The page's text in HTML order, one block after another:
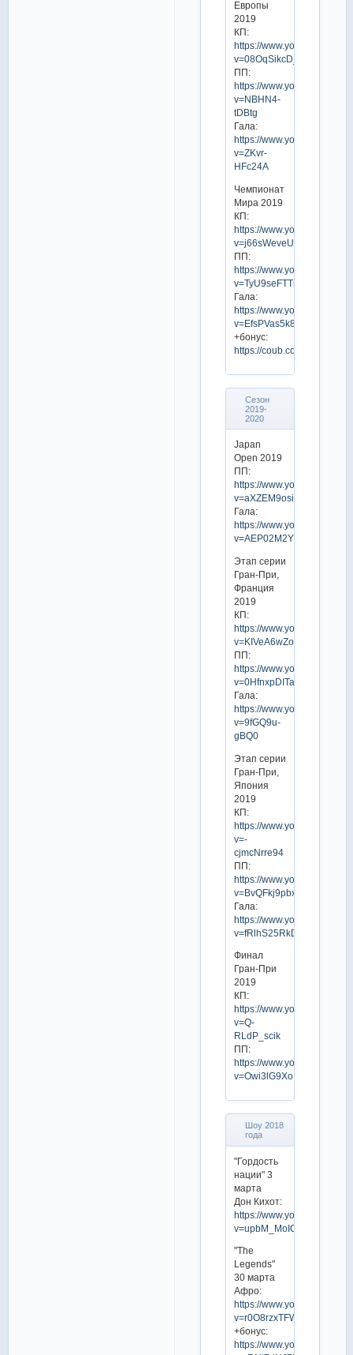
Европы
2019
КП:
https://www.youtube.com/
v=08OqSikcD_M
ПП:
https://www.youtube.com/
v=NBHN4-
tDBtg
Гала:
https://www.youtube.com/
v=ZKvr-
HFc24A
Чемпионат
Мира 2019
КП:
https://www.youtube.com/
v=j66sWeveUI4
ПП:
https://www.youtube.com/
v=TyU9seFTTnQ
Гала:
https://www.youtube.com/
v=EfsPVas5k84
+бонус:
https://coub.com/view/
Сезон
2019-
2020
Japan
Open 2019
ПП:
https://www.youtube.com/
v=aXZEM9osim4
Гала:
https://www.youtube.com/
v=AEP02M2YVZo
Этап серии
Гран-При,
Франция
2019
КП:
https://www.youtube.com/
v=KIVeA6wZoXw
ПП:
https://www.youtube.com/
v=0HfnxpDITag
Гала:
https://www.youtube.com/
v=9fGQ9u-
gBQ0
Этап серии
Гран-При,
Япония
2019
КП:
https://www.youtube.com/
v=-
cjmcNrre94
ПП:
https://www.youtube.com/
v=BvQFkj9pbxs
Гала:
https://www.youtube.com/
v=fRlhS25RkDY
Финал
Гран-При
2019
КП:
https://www.youtube.com/
v=Q-
RLdP_scik
ПП:
https://www.youtube.com/
v=Owi3lG9XoNU
Шоу 2018
года
"Гордость
нации" 3
марта
Дон Кихот:
https://www.youtube.com/
v=upbM_MoIO08
"The
Legends"
30 марта
Афро:
https://www.youtube.com/
v=r0O8rzxTFWs
+бонус:
https://www.youtube.com/